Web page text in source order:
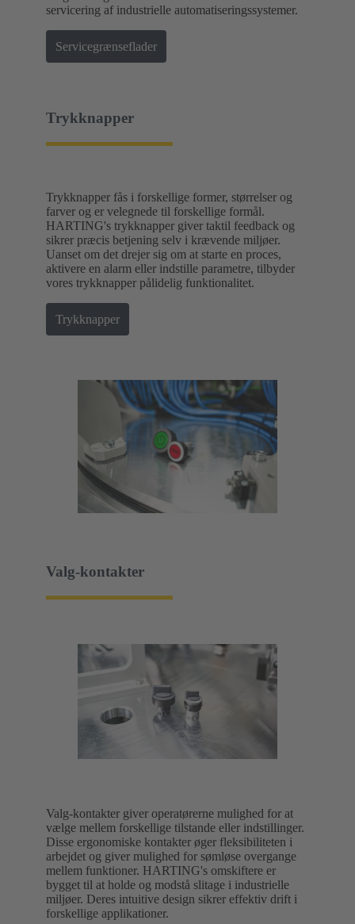
servicering af industrielle automatiseringssystemer.
Servicegrænseflader
Trykknapper
Trykknapper fås i forskellige former, størrelser og
farver og er velegnede til forskellige formål.
HARTING's trykknapper giver taktil feedback og
sikrer præcis betjening selv i krævende miljøer.
Uanset om det drejer sig om at starte en proces,
aktivere en alarm eller indstille parametre, tilbyder
vores trykknapper pålidelig funktionalitet.
Trykknapper
Valg-kontakter
Valg-kontakter giver operatørerne mulighed for at
vælge mellem forskellige tilstande eller indstillinger.
Disse ergonomiske kontakter øger fleksibiliteten i
arbejdet og giver mulighed for sømløse overgange
mellem funktioner. HARTING's omskiftere er
bygget til at holde og modstå slitage i industrielle
miljøer. Deres intuitive design sikrer effektiv drift i
forskellige applikationer.